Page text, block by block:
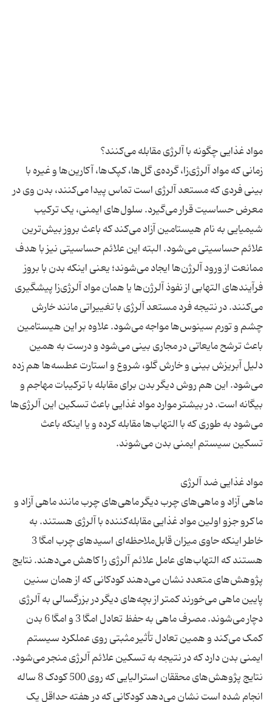
زمانی که مواد آلرژی‌زا، گرده‌ی گل‌ها، کپک‌ها، آکارین‌ها و غیره با
بینی فردی که مستعد آلرژی است تماس پیدا می‌کنند، بدن وی در
معرض حساسیت قرار می‌گیرد. سلول‌های ایمنی، یک ترکیب
شیمیایی به نام هیستامین آزاد می‌کند که باعث بروز بیش‌ترین
علائم حساسیتی می‌شود. البته این علائم حساسیتی نیز با هدف
ممانعت از ورود آلرژن‌ها ایجاد می‌شوند؛ یعنی اینکه بدن با بروز
فرآیندهای التهابی از نفوذ آلرژن‌ها یا همان مواد آلرژی‌زا پیشگیری
می‌کنند. در نتیجه فرد مستعد آلرژی با تغییراتی مانند خارش
چشم و تورم سینوس‌ها مواجه می‌شود. علاوه بر این هیستامین
باعث ترشح مایعاتی در مجاری بینی می‌شود و درست به همین
دلیل آبریزش بینی و خارش گلو، شروع و استارت عطسه‌ها هم زده
می‌شود. این هم روش دیگر بدن برای مقابله با ترکیبات مهاجم و
بیگانه است. در بیشتر موارد مواد غذایی باعث تسکین این آلرژی‌ها
می‌شود به طوری که با التهاب‌ها مقابله کرده و یا اینکه باعث
ماهی آزاد و ماهی‌های چرب دیگر ماهی‌های چرب مانند ماهی آزاد و
ماکرو جزو اولین مواد غذایی مقابله‌کننده با آلرژی هستند. به
خاطر اینکه حاوی میزان قابل‌ملاحظه‌ای اسیدهای چرب امگا 3
هستند که التهاب‌های عامل علائم آلرژی را کاهش می‌دهند. نتایج
پژوهش‌های متعدد نشان می‌دهند کودکانی که از همان سنین
پایین ماهی می‌خورند کمتر از بچه‌های دیگر در بزرگسالی به آلرژی
دچار می‌شوند. مصرف ماهی به حفظ تعادل امگا 3 و امگا 6 بدن
کمک می‌کند و همین تعادل تأثیر مثبتی روی عملکرد سیستم
ایمنی بدن دارد که در نتیجه به تسکین علائم آلرژی منجر می‌شود.
نتایج پژوهش‌های محققان استرالیایی که روی 500 کودک 8 ساله
انجام شده است نشان می‌دهد کودکانی که در هفته حداقل یک